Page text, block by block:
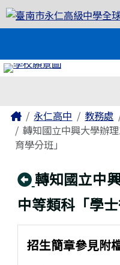
跳至主內容區
臺南市永仁高級
主內容區域
Home永仁高中 教務處
轉知國立中興大學辦
育學分班」
回上頁
轉知國立中
中等類科「學
招生簡章參見附
頁尾區域